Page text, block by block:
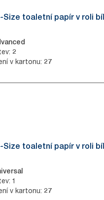
Size toaletní papír v roli
: 2
v kartonu: 27
Size toaletní papír v roli
: 1
v kartonu: 27